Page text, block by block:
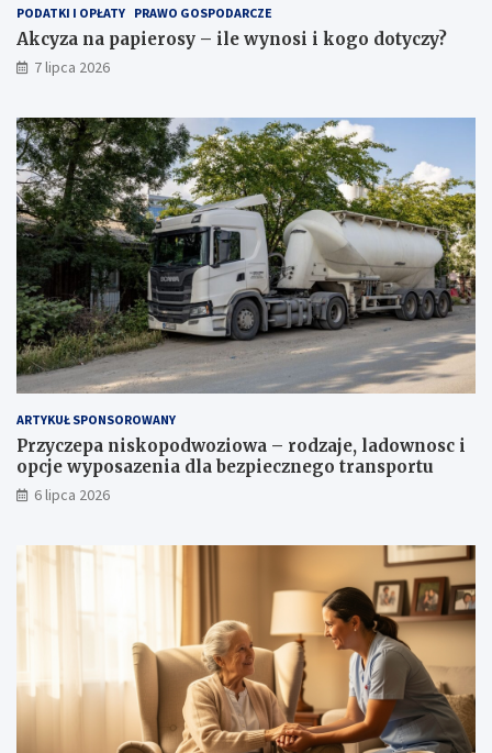
PODATKI I OPŁATY PRAWO GOSPODARCZE
Akcyza na papierosy – ile wynosi i kogo dotyczy?
7 lipca 2026
ARTYKUŁ SPONSOROWANY
Przyczepa niskopodwoziowa – rodzaje, ladownosc i
opcje wyposazenia dla bezpiecznego transportu
6 lipca 2026